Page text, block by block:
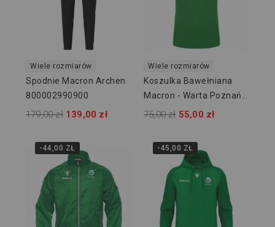
Wiele rozmiarów
Spodnie Macron Archen
800002990900
179,00 zł 139,00 zł
Wiele rozmiarów
Koszulka Bawełniana
Macron - Warta Poznań
Akademia
75,00 zł 55,00 zł
-44,00 ZŁ -45,00 ZŁ